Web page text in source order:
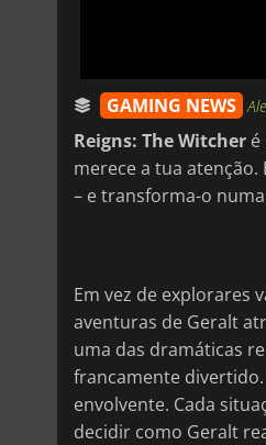
GAMING NEWS
Reigns: The Witcher
merece a tua
– e transforma-o
Em vez de explorares
aventuras de Geralt
uma das dramáticas
francamente
envolvente. Cada
decidir como Geralt